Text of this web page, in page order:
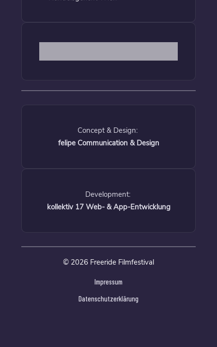
Concept & Design:
felipe Communication & Design
Development:
kollektiv 17 Web- & App-Entwicklung
© 2026 Freeride Filmfestival
Impressum
Datenschutzerklärung